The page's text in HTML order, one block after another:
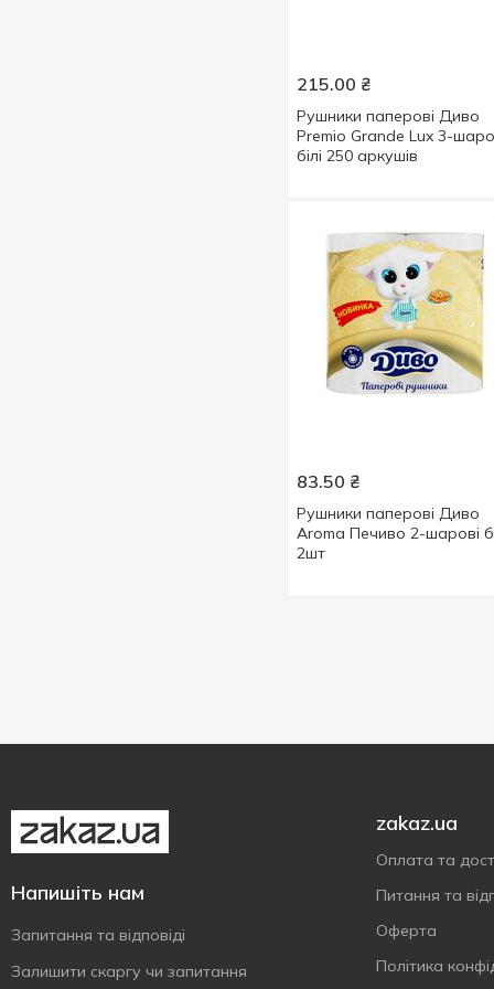
215.00 ₴
Рушники паперові Диво
Premio Grande Lux 3-
білі 250 аркушів
83.50 ₴
Рушники паперові Диво
Aroma Печиво 2-шарові
2шт
Напишіть нам
Запитання та відповіді
Залишити скаргу чи запитання
zakaz.ua
Оплата та
Питання та
Оферта
Політика